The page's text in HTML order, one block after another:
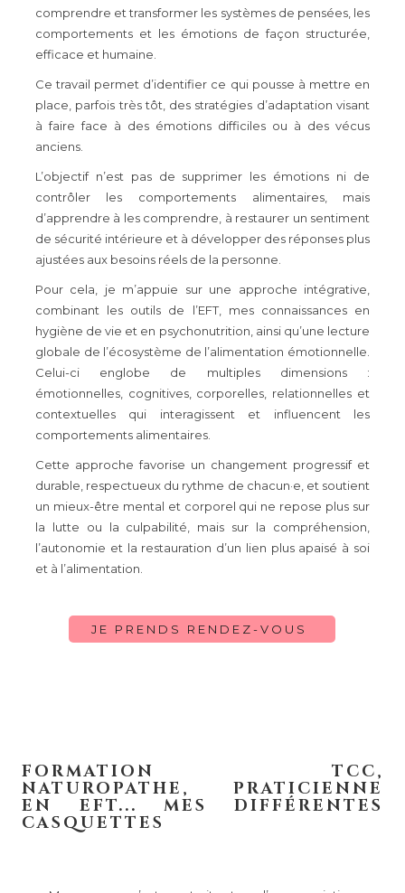
comprendre et transformer les systèmes de pensées, les
comportements et les émotions de façon structurée,
efficace et humaine.
Ce travail permet d’identifier ce qui pousse à mettre en
place, parfois très tôt, des stratégies d’adaptation visant
à faire face à des émotions difficiles ou à des vécus
anciens.
L’objectif n’est pas de supprimer les émotions ni de
contrôler les comportements alimentaires, mais
d’apprendre à les comprendre, à restaurer un sentiment
de sécurité intérieure et à développer des réponses plus
ajustées aux besoins réels de la personne.
Pour cela, je m’appuie sur une approche intégrative,
combinant les outils de l’EFT, mes connaissances en
hygiène de vie et en psychonutrition, ainsi qu’une lecture
globale de l’écosystème de l’alimentation émotionnelle.
Celui-ci englobe de multiples dimensions :
émotionnelles, cognitives, corporelles, relationnelles et
contextuelles qui interagissent et influencent les
comportements alimentaires.
Cette approche favorise un changement progressif et
durable, respectueux du rythme de chacun·e, et soutient
un mieux-être mental et corporel qui ne repose plus sur
la lutte ou la culpabilité, mais sur la compréhension,
l’autonomie et la restauration d’un lien plus apaisé à soi
et à l’alimentation.
JE PRENDS RENDEZ-VOUS
FORMATION TCC,
NATUROPATHE, PRATICIENNE
EN EFT... MES DIFFÉRENTES
CASQUETTES